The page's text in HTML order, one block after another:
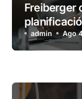
Freiberger
Municipio:
vecinos
admin Ago